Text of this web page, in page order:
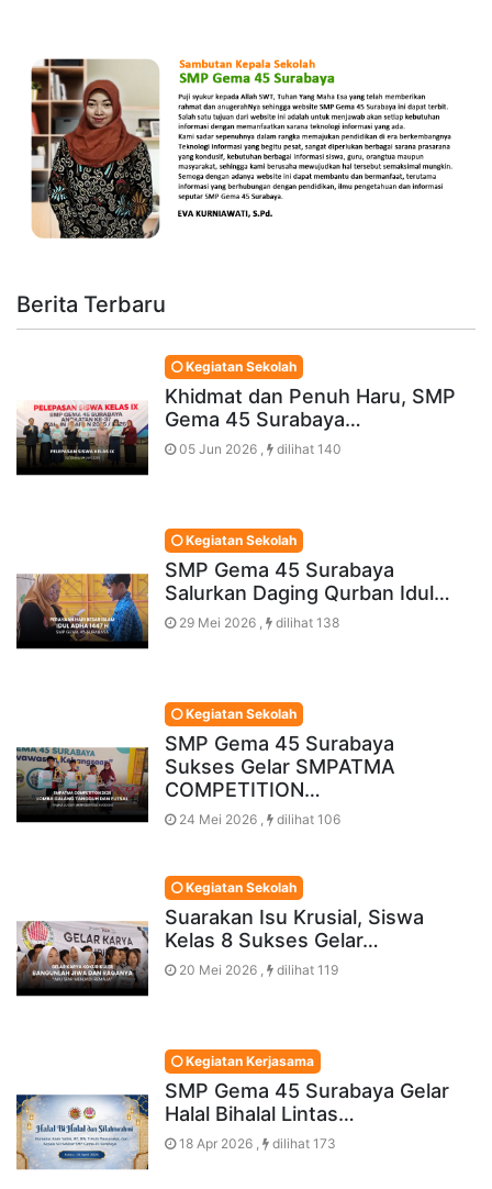
Berita Terbaru
Kegiatan Sekolah
Khidmat dan Penuh Haru, SMP
Gema 45 Surabaya…
05 Jun 2026 , dilihat 140
Kegiatan Sekolah
SMP Gema 45 Surabaya
Salurkan Daging Qurban Idul…
29 Mei 2026 , dilihat 138
Kegiatan Sekolah
SMP Gema 45 Surabaya
Sukses Gelar SMPATMA
COMPETITION…
24 Mei 2026 , dilihat 106
Kegiatan Sekolah
Suarakan Isu Krusial, Siswa
Kelas 8 Sukses Gelar…
20 Mei 2026 , dilihat 119
Kegiatan Kerjasama
SMP Gema 45 Surabaya Gelar
Halal Bihalal Lintas…
18 Apr 2026 , dilihat 173